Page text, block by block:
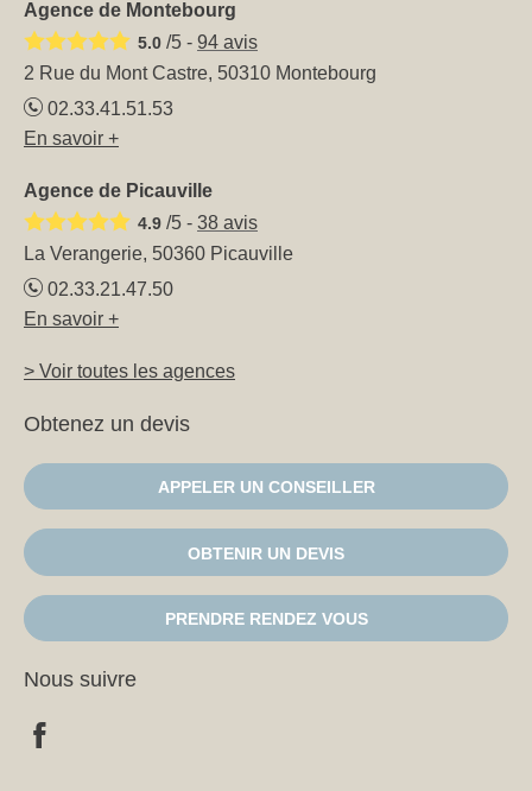
Agence de Montebourg
5.0 /5 - 94 avis
2 Rue du Mont Castre, 50310 Montebourg
02.33.41.51.53
En savoir +
Agence de Picauville
4.9 /5 - 38 avis
La Verangerie, 50360 Picauville
02.33.21.47.50
En savoir +
> Voir toutes les agences
Obtenez un devis
APPELER UN CONSEILLER
OBTENIR UN DEVIS
PRENDRE RENDEZ VOUS
Nous suivre